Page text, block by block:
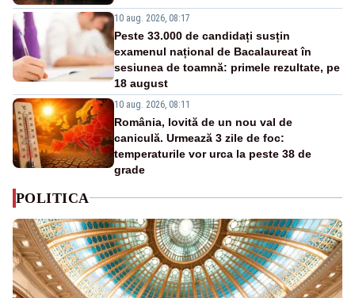
10 aug. 2026, 08:17
Peste 33.000 de candidați susțin
examenul național de Bacalaureat în
sesiunea de toamnă: primele rezultate, pe
18 august
10 aug. 2026, 08:11
România, lovită de un nou val de
caniculă. Urmează 3 zile de foc:
temperaturile vor urca la peste 38 de
grade
POLITICA